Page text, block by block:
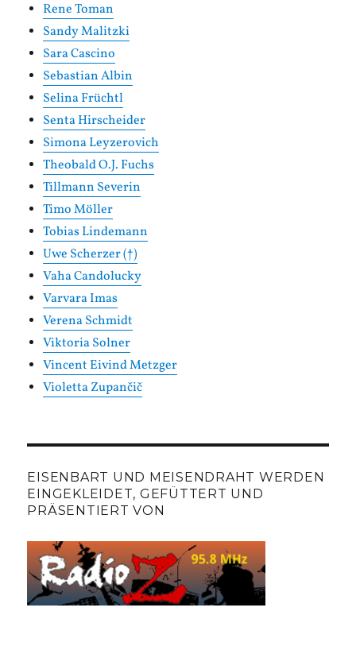
Rene Toman
Sandy Malitzki
Sara Cascino
Sebastian Albin
Selina Früchtl
Senta Hirscheider
Simona Leyzerovich
Theobald O.J. Fuchs
Tillmann Severin
Timo Möller
Tobias Lindemann
Uwe Scherzer (†)
Vaha Candolucky
Varvara Imas
Verena Schmidt
Viktoria Solner
Vincent Eivind Metzger
Violetta Zupančič
EISENBART UND MEISENDRAHT WERDEN
EINGEKLEIDET, GEFÜTTERT UND
PRÄSENTIERT VON